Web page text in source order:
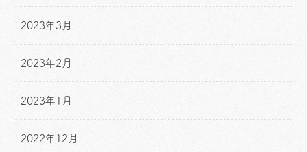
2023年3月
2023年2月
2023年1月
2022年12月